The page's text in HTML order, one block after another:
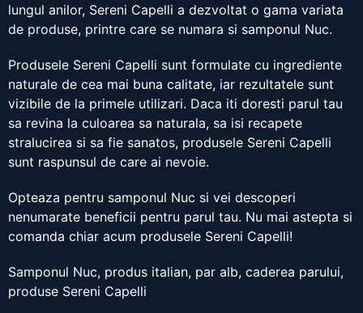
lungul anilor, Sereni Capelli a dezvoltat o gama variata
de produse, printre care se numara si samponul Nuc.
Produsele Sereni Capelli sunt formulate cu ingrediente
naturale de cea mai buna calitate, iar rezultatele sunt
vizibile de la primele utilizari. Daca iti doresti parul tau
sa revina la culoarea sa naturala, sa isi recapete
stralucirea si sa fie sanatos, produsele Sereni Capelli
sunt raspunsul de care ai nevoie.
Opteaza pentru samponul Nuc si vei descoperi
nenumarate beneficii pentru parul tau. Nu mai astepta si
comanda chiar acum produsele Sereni Capelli!
Samponul Nuc, produs italian, par alb, caderea parului,
produse Sereni Capelli